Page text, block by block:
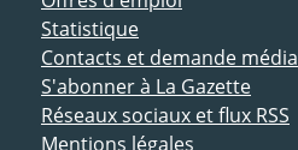
Statistique
Contacts et demande média
S'abonner à La Gazette
Réseaux sociaux et flux RSS
Mentions légales